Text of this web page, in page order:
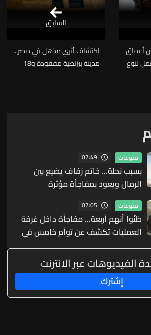
أعماق
لنوع
اكتشاف أثري مذهل في مصر...
مدينة بيزنطية مفقودة و18
السابق
منوعات 07:49
بسبب نحلة... خاتم زفاف يضيع بين
الرمال ويعود بمفاجأة مؤثرة
منوعات 07:05
ظنّوا أنهم أربعة... مفاجأة داخل غرفة
العمليات تكشف عن توأم خامس في
ولادة نادرة
الفيديوهات عبر الانترنت
إشترك